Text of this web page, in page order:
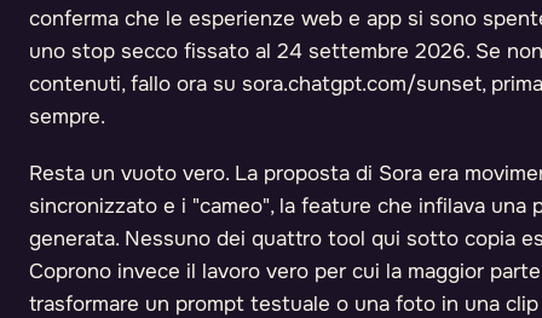
conferma che le esperienze web e app si sono
uno stop secco fissato al 24 settembre 2026. Se
contenuti, fallo ora su sora.chatgpt.com/sunset,
sempre.
Resta un vuoto vero. La proposta di Sora era
sincronizzato e i "cameo", la feature che infilava una
generata. Nessuno dei quattro tool qui sotto copia
Coprono invece il lavoro vero per cui la maggior
trasformare un prompt testuale o una foto in una